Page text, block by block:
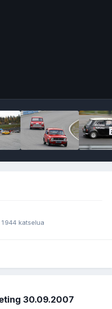
1 944 katselua
30.09.2007